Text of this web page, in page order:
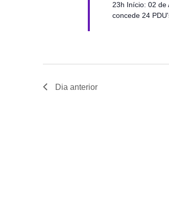
23h Início: 02 de
concede 24
Dia anterior